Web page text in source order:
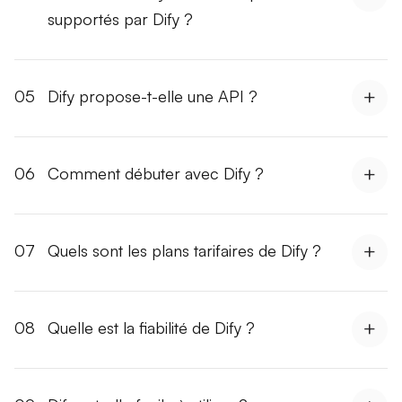
supportés par Dify ?
05 Dify propose-t-elle une API ?
06 Comment débuter avec Dify ?
07 Quels sont les plans tarifaires de Dify ?
08 Quelle est la fiabilité de Dify ?